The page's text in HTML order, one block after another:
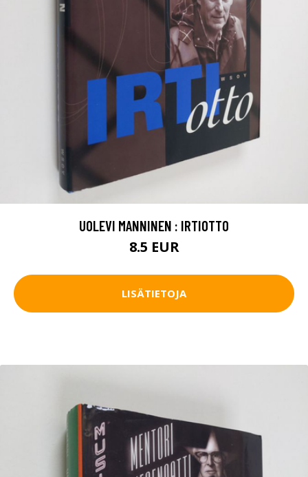
UOLEVI MANNINEN : IRTIOTTO
8.5 EUR
LISÄTIETOJA